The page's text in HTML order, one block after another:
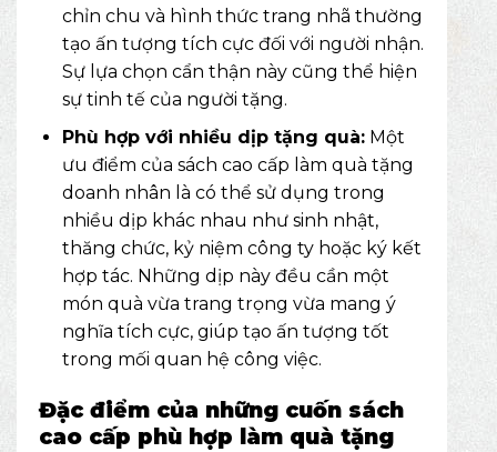
chỉn chu và hình thức trang nhã thường
tạo ấn tượng tích cực đối với người nhận.
Sự lựa chọn cẩn thận này cũng thể hiện
sự tinh tế của người tặng.
Phù hợp với nhiều dịp tặng quà:Một
ưu điểm của sách cao cấp làm quà tặng
doanh nhân là có thể sử dụng trong
nhiều dịp khác nhau như sinh nhật,
thăng chức, kỷ niệm công ty hoặc ký kết
hợp tác. Những dịp này đều cần một
món quà vừa trang trọng vừa mang ý
nghĩa tích cực, giúp tạo ấn tượng tốt
trong mối quan hệ công việc.
Đặc điểm của những cuốn sách
cao cấp phù hợp làm quà tặng